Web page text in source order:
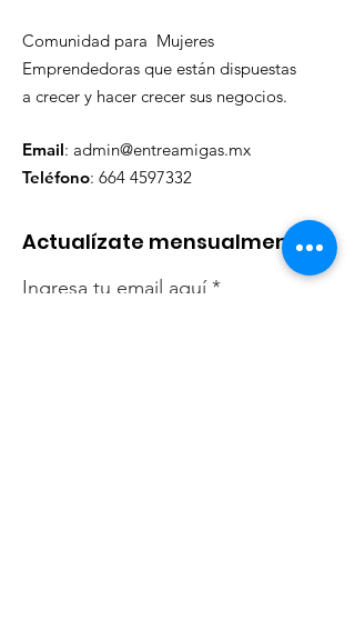
Comunidad para Mujeres
Emprendedoras que están dispuestas
a crecer y hacer crecer sus negocios.
Email: admin@entreamigas.mx
Teléfono: 664 4597332
Actualízate mensualmente
Ingresa tu email aquí